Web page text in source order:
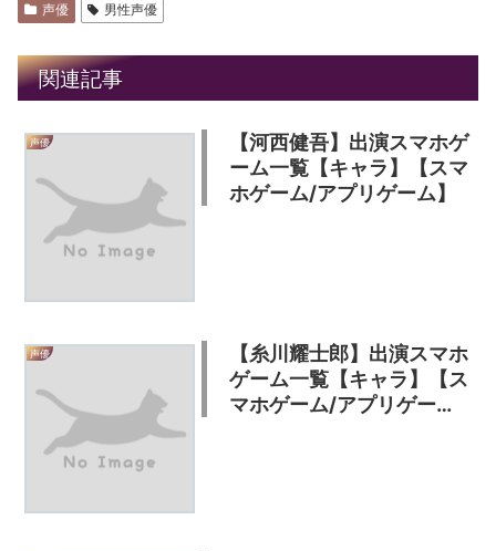
声優 男性声優
関連記事
声優
【河西健吾】出演スマホゲ
ーム一覧【キャラ】【スマ
ホゲーム/アプリゲーム】
声優
【糸川耀士郎】出演スマホ
ゲーム一覧【キャラ】【ス
マホゲーム/アプリゲー